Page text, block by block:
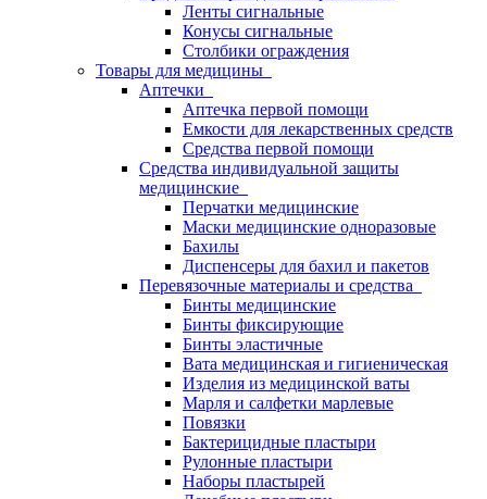
Ленты сигнальные
Конусы сигнальные
Столбики ограждения
Товары для медицины
Аптечки
Аптечка первой помощи
Емкости для лекарственных средств
Средства первой помощи
Средства индивидуальной защиты
медицинские
Перчатки медицинские
Маски медицинские одноразовые
Бахилы
Диспенсеры для бахил и пакетов
Перевязочные материалы и средства
Бинты медицинские
Бинты фиксирующие
Бинты эластичные
Вата медицинская и гигиеническая
Изделия из медицинской ваты
Марля и салфетки марлевые
Повязки
Бактерицидные пластыри
Рулонные пластыри
Наборы пластырей